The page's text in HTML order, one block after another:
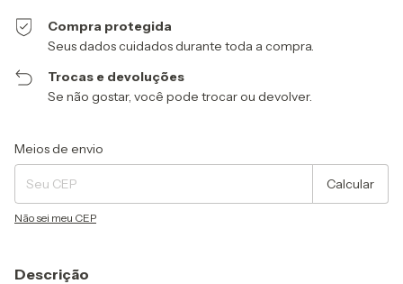
Compra protegida
Seus dados cuidados durante toda a compra.
Trocas e devoluções
Se não gostar, você pode trocar ou devolver.
Entregas para o CEP:
Meios de envio
Calcular
Não sei meu CEP
Descrição